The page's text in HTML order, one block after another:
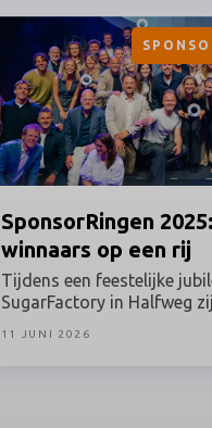
SponsorRingen
winnaars op een rij
Tijdens een feestelijke
SugarFactory in Halfweg
11 JUNI 2026